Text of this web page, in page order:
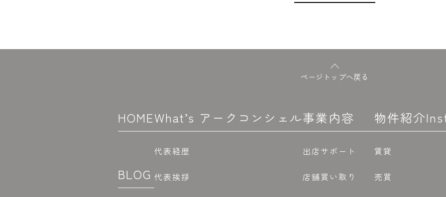
ページトップへ戻る
HOME
BLOG
What’s アークコンシェル
代表経歴
代表挨拶
事業内容
出店サポート
店舗買い取り
物件紹介
賃貸
売買